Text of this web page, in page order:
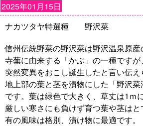
2025年01月15日
ナカツタヤ特選種 野沢菜
信州伝統野菜の野沢菜は野沢温泉原
寺蕪に由来する「かぶ」の一種です
突然変異をおこし誕生したと言い伝
地上部の葉と茎を漬物にした「野沢
です。葉は緑色で大きく、草丈は1ｍ
厳しい寒さにも負けず育つ葉や茎は
有の風味は格別、漬け物に最適です。